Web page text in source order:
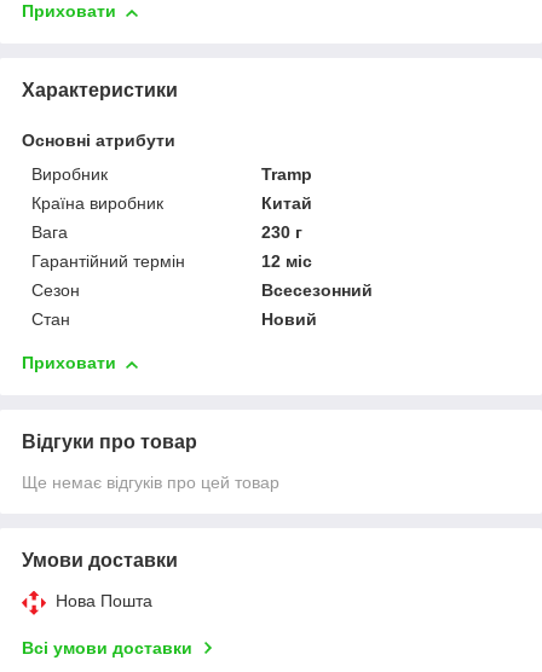
Приховати
Характеристики
Основні атрибути
Виробник
Tramp
Країна виробник
Китай
Вага
230 г
Гарантійний термін
12 міс
Сезон
Всесезонний
Стан
Новий
Приховати
Відгуки про товар
Ще немає відгуків про цей товар
Умови доставки
Нова Пошта
Всі умови доставки